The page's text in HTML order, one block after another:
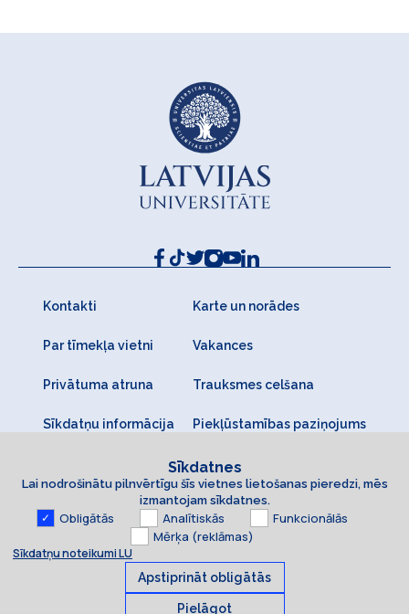
Kontakti Karte un norādes
Par tīmekļa vietni Vakances
Privātuma atruna Trauksmes celšana
Sīkdatņu informācija Piekļūstamības paziņojums
Sīkdatnes
Lai nodrošinātu pilnvērtīgu šīs vietnes lietošanas pieredzi, mēs
izmantojam sīkdatnes.
Obligātās Analītiskās
Funkcionālās
Mērķa (reklāmas)
Sīkdatņu noteikumi LU
Apstiprināt obligātās
Pielāgot